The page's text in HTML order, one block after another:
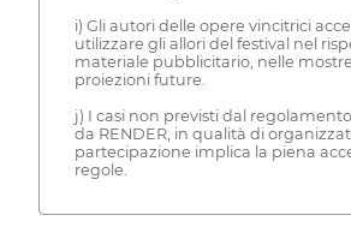
i) Gli autori delle opere vincitrici
utilizzare gli allori del festival nel
materiale pubblicitario, nelle
proiezioni future.
j) I casi non previsti dal
da RENDER, in qualità di
partecipazione implica la piena
regole.